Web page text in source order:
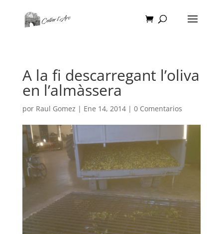
A la fi descarregant l’oliva
en l’almàssera
por Raul Gomez | Ene 14, 2014| 0 Comentarios